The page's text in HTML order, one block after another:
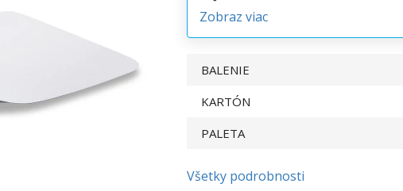
Zobraz viac
BALENIE
KARTÓN
PALETA
Všetky podrobnosti